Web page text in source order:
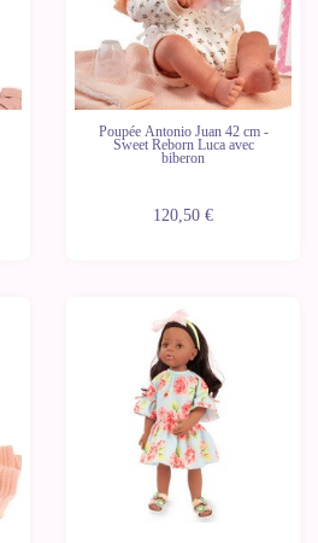
Poupée Antonio Juan 42 cm -
Sweet Reborn Luca avec
biberon
120,50 €